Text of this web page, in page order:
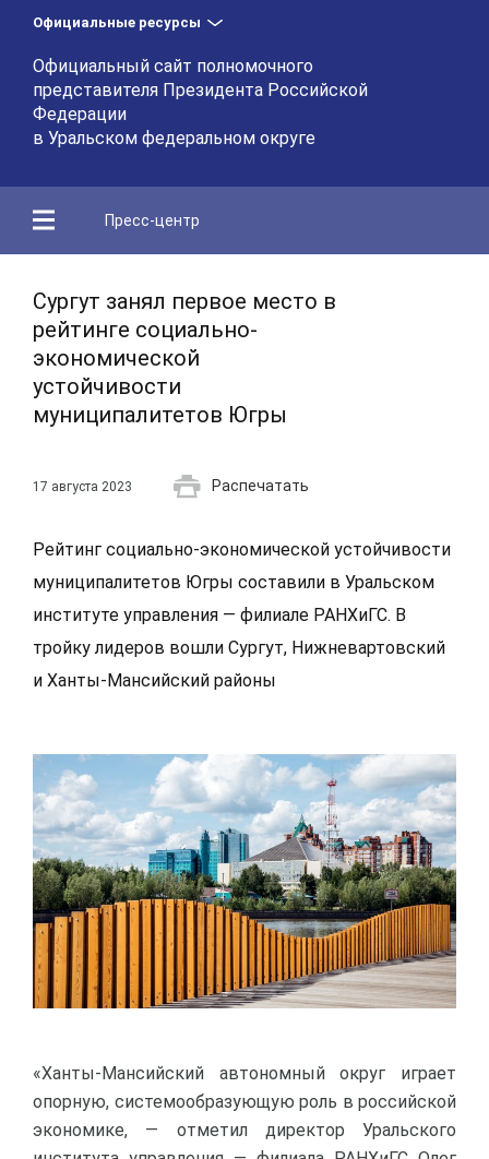
Официальные ресурсы
Официальный сайт полномочного
представителя Президента Российской
Федерации
в Уральском федеральном округе
Пресс-центр
Сургут занял первое место в
рейтинге социально-
экономической
устойчивости
муниципалитетов Югры
17 августа 2023 Распечатать
Рейтинг социально-экономической устойчивости
муниципалитетов Югры составили в Уральском
институте управления — филиале РАНХиГС. В
тройку лидеров вошли Сургут, Нижневартовский
и Ханты-Мансийский районы
«Ханты-Мансийский автономный округ играет
опорную, системообразующую роль в российской
экономике, — отметил директор Уральского